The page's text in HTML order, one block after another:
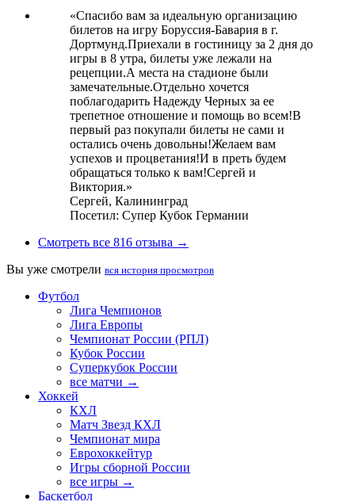
«Спасибо вам за идеальную организацию
билетов на игру Боруссия-Бавария в г.
Дортмунд.Приехали в гостиницу за 2 дня до
игры в 8 утра, билеты уже лежали на
рецепции.А места на стадионе были
замечательные.Отдельно хочется
поблагодарить Надежду Черных за ее
трепетное отношение и помощь во всем!В
первый раз покупали билеты не сами и
остались очень довольны!Желаем вам
успехов и процветания!И в преть будем
обращаться только к вам!Сергей и
Виктория.»
Сергей, Калининград
Посетил: Супер Кубок Германии
Смотреть все 816 отзыва →
Вы уже смотрели вся история просмотров
Футбол
Лига Чемпионов
Лига Европы
Чемпионат России (РПЛ)
Кубок России
Суперкубок России
все матчи →
Хоккей
КХЛ
Матч Звезд КХЛ
Чемпионат мира
Еврохоккейтур
Игры сборной России
все игры →
Баскетбол